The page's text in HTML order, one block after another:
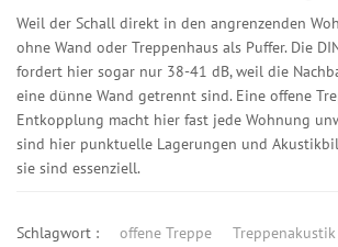
Weil der Schall direkt in den angrenzenden
ohne Wand oder Treppenhaus als Puffer. Die
fordert hier sogar nur 38-41 dB, weil die
eine dünne Wand getrennt sind. Eine offene
Entkopplung macht hier fast jede Wohnung
sind hier punktuelle Lagerungen und
sie sind essenziell.
Schlagwort : offene Treppe Treppenakustik